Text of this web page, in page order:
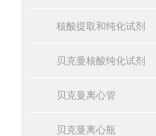
核酸提取和纯化试剂
贝克曼核酸纯化试剂
贝克曼离心管
贝克曼离心瓶